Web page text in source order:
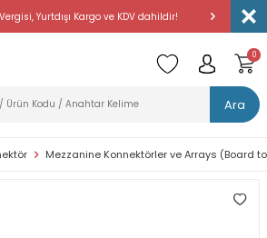
Yurtdışı Kargo ve KDV dahildir!
Ara
0
Mezzanine Konnektörler ve Arrays (Board